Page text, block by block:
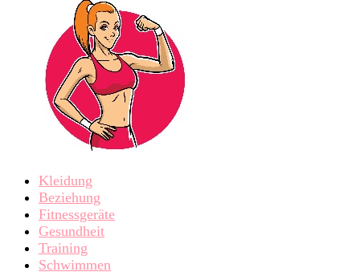
fitchica.de
Sport und Fitness für Frauen
Kleidung
Beziehung
Fitnessgeräte
Gesundheit
Training
Schwimmen